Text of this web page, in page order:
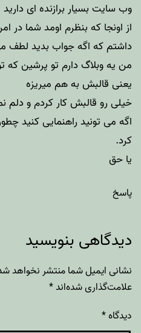
وب سایت بسیار برازنده ای دارید
از اونجا که بنظرم اومد شما
داشتم که اگه جواب بدید لطف
من یه وبلاگ دارم تو پرشین
یعنی قالبش به هم میریزه
خیلی رو قالبش کار کردم و
اگه می تونید راهنمایی کنید
کرد.
یا حق
پاسخ
دیدگاهی بنویسید
نشانی ایمیل شما منتشر نخواهد
علامت‌گذاری شده‌اند*
دیدگاه*